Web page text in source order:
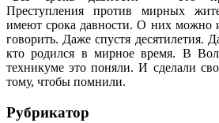
Преступления против мирных
имеют срока давности. О них можно
говорить. Даже спустя десятилетия.
кто родился в мирное время. В
техникуме это поняли. И сделали
тому, чтобы помнили.
Рубрикатор